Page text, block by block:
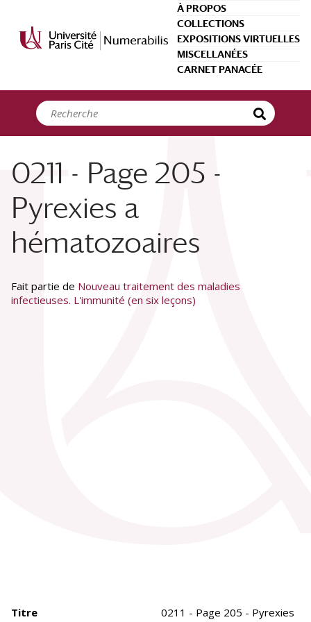
À PROPOS
COLLECTIONS
EXPOSITIONS VIRTUELLES
MISCELLANÉES
CARNET PANACÉE
0211 - Page 205 -
Pyrexies a
hématozoaires
Fait partie de Nouveau traitement des maladies
infectieuses. L'immunité (en six leçons)
Titre
0211 - Page 205 - Pyrexies